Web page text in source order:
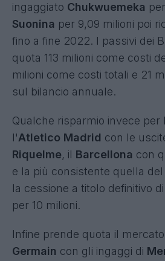
ingaggiato Chukwuemeka
Suonina per 9,09 milioni poi
fino a fine 2022. I passivi dei
quota 113 milioni come costi
milioni come costi totali e 21
sul bilancio annuale.
Qualche risparmio invece per
l'Atletico Madrid con le
Riquelme, il Barcellona con
e la più consistente quella del
la cessione a titolo definitivo di
per 10 milioni.
Infine prende quota il
Germain con gli ingaggi di